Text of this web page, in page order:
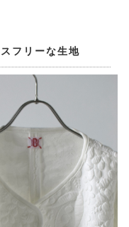
フリーな生地